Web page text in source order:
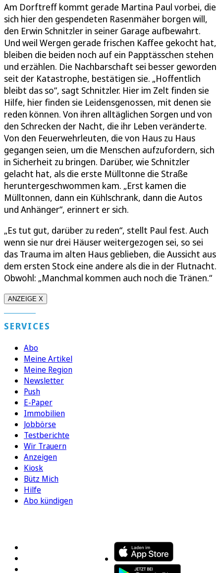
Am Dorftreff kommt gerade Martina Paul vorbei, die
sich hier den gespendeten Rasenmäher borgen will,
den Erwin Schnitzler in seiner Garage aufbewahrt.
Und weil Wergen gerade frischen Kaffee gekocht hat,
bleiben die beiden noch auf ein Papptässchen stehen
und erzählen. Die Nachbarschaft sei besser geworden
seit der Katastrophe, bestätigen sie. „Hoffentlich
bleibt das so“, sagt Schnitzler. Hier im Zelt finden sie
Hilfe, hier finden sie Leidensgenossen, mit denen sie
reden können. Von ihren alltäglichen Sorgen und von
den Schrecken der Nacht, die ihr Leben veränderte.
Von den Feuerwehrleuten, die von Haus zu Haus
gegangen seien, um die Menschen aufzufordern, sich
in Sicherheit zu bringen. Darüber, wie Schnitzler
gelacht hat, als die erste Mülltonne die Straße
heruntergeschwommen kam. „Erst kamen die
Mülltonnen, dann ein Kühlschrank, dann die Autos
und Anhänger“, erinnert er sich.
„Es tut gut, darüber zu reden“, stellt Paul fest. Auch
wenn sie nur drei Häuser weitergezogen sei, so sei
das Trauma im alten Haus geblieben, die Aussicht aus
dem ersten Stock eine andere als die in der Flutnacht.
Obwohl: „Manchmal kommen auch noch die Tränen.“
ANZEIGE X
SERVICES
Abo
Meine Artikel
Meine Region
Newsletter
Push
E-Paper
Immobilien
Jobbörse
Testberichte
Wir Trauern
Anzeigen
Kiosk
Bütz Mich
Hilfe
Abo kündigen